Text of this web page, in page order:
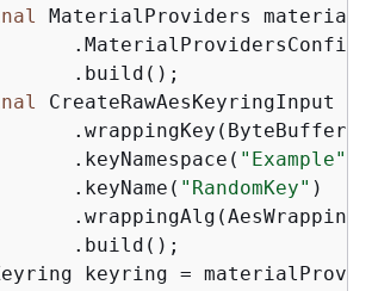
MaterialProviders
.build();
CreateRawAesKeyringInput
.keyNamespace(
"Example"
.keyName(
"RandomKey" )
.build();
keyring =